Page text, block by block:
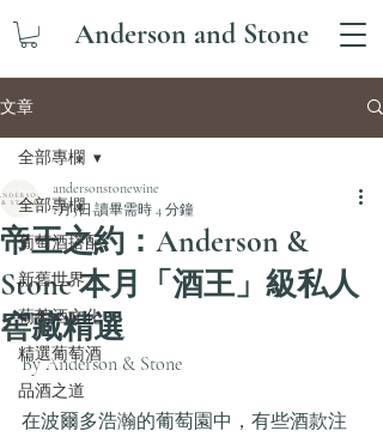
Anderson and Stone
文章
全部專欄
葡萄酒搭配
新舊世界
葡萄酒文化
精選葡萄酒
品酒之道
全部專欄
帝王之約：Anderson &
Stone 本月「酒王」級私人
窖藏精選
andersonstonewine
1月5日 讀畢需時 4 分鐘
By Anderson & Stone
在波爾多浩瀚的葡萄園中，有些酒款注